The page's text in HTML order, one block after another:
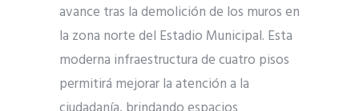
avance tras la demolición de los muros en
la zona norte del Estadio Municipal. Esta
moderna infraestructura de cuatro pisos
permitirá mejorar la atención a la